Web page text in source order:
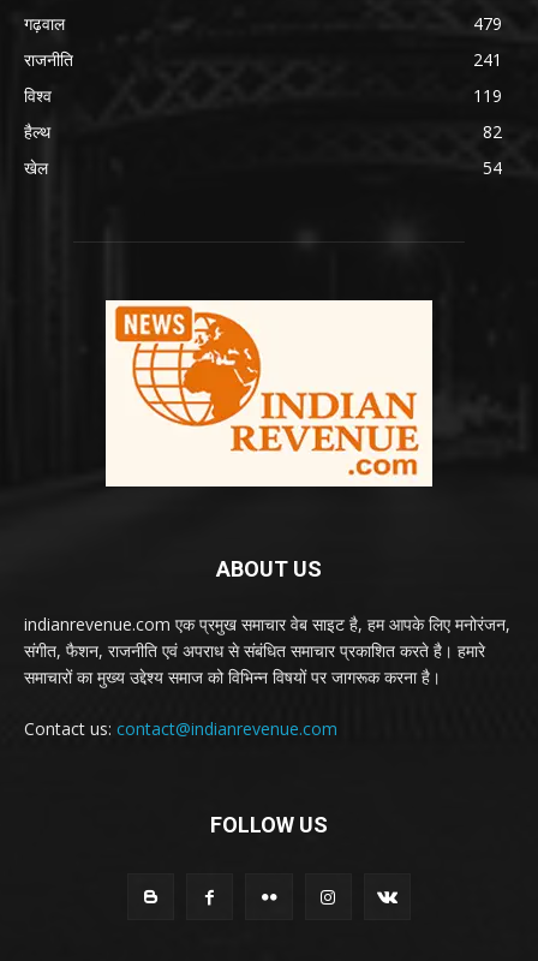
गढ़वाल
479
राजनीति
241
विश्व
119
हैल्थ
82
खेल
54
ABOUT US
indianrevenue.com एक प्रमुख समाचार वेब साइट है, हम आपके लिए मनोरंजन,
संगीत, फैशन, राजनीति एवं अपराध से संबंधित समाचार प्रकाशित करते है। हमारे
समाचारों का मुख्य उद्देश्य समाज को विभिन्न विषयों पर जागरूक करना है।
Contact us: contact@indianrevenue.com
FOLLOW US